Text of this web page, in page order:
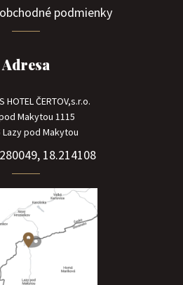
podmienky
Adresa
HOTEL ČERTOV,s.r.o.
Makytou 1115
Lazy pod Makytou
18.214108